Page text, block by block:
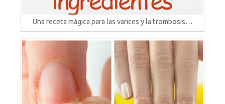
Una receta mágica para las varices y la trombosis…